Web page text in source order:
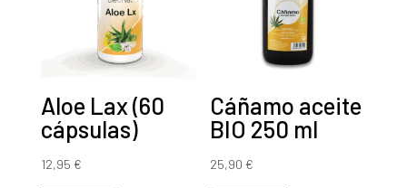
Aloe Lax (60
cápsulas)
12,95 €
Cáñamo aceite
BIO 250 ml
25,90 €